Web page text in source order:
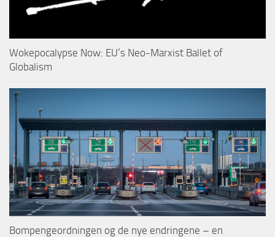
Wokepocalypse Now: EU’s Neo-Marxist Ballet of
Globalism
Bompengeordningen og de nye endringene – en